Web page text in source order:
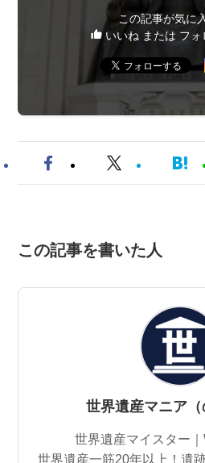
この記事が気に
いいね または フォ
この記事を書いた人
世界遺産マニア（
世界遺産マイスター
世界遺産一筋20年以上！遺